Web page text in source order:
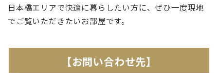
日本橋エリアで快適に暮らしたい方に、ぜひ一度現地
でご覧いただきたいお部屋です。
【お問い合わせ先】